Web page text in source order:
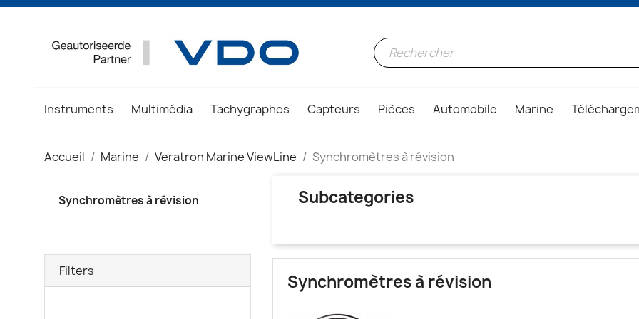
Instruments Multimédia Tachygraphes Capteurs Pièces Automobile Marine
Accueil Marine Veratron Marine ViewLine Synchromètres à révision
Synchromètres à révision
Filters
Subcategories
Synchromètres à révision